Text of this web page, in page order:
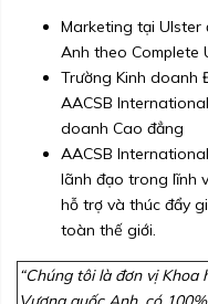
Marketing tại Ulster
Anh theo Complete
Trường Kinh doanh
AACSB
doanh Cao đẳng
AACSB
lãnh đạo trong lĩnh
hỗ trợ và thúc đẩy
toàn thế giới.
“Chúng tôi là đơn vị